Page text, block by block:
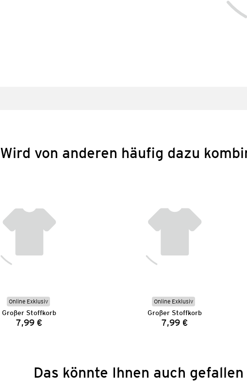
Wird von anderen häufig dazu
Online Exklusiv
Großer Stoffkorb
Preis:
7,99 €
Online Exklusiv
Großer Stoffkorb
Preis:
7,99 €
Das könnte Ihnen auch gefallen